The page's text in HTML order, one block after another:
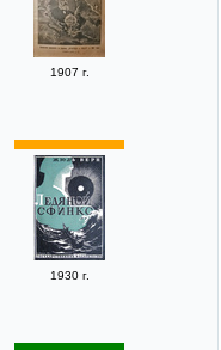
1907 г.
1930 г.